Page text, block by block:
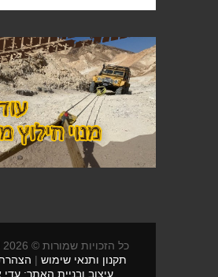
כל הזכויות שמורות © 2026 Resc4U |
תקנון ותנאי שימוש |
עיצוב ובניית האתר: עדי